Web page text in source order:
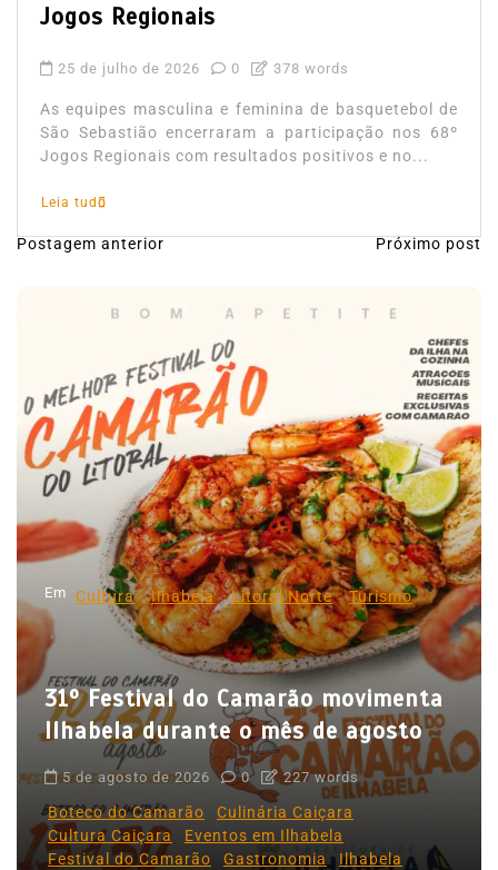
Jogos Regionais
25 de julho de 2026 0 378 words
As equipes masculina e feminina de basquetebol de
São Sebastião encerraram a participação nos 68º
Jogos Regionais com resultados positivos e no...
Leia tudo
N
g
a
ç
o
d
e
P
s
Postagem anterior Próximo post
Em Cultura Ilhabela Litoral Norte Turismo
31º Festival do Camarão movimenta
Ilhabela durante o mês de agosto
5 de agosto de 2026 0 227 words
Boteco do Camarão
Culinária Caiçara
Cultura Caiçara
Eventos em Ilhabela
Festival do Camarão
Gastronomia
Ilhabela